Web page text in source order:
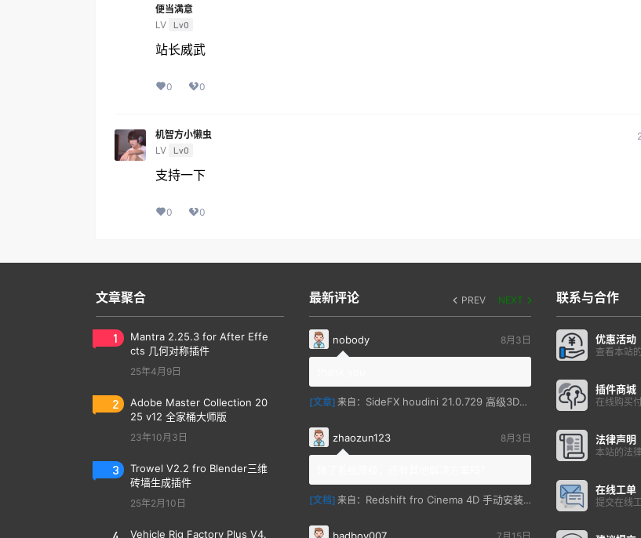
便当满意
LV Lv0
站长威武
0 0
机智方小懒虫
LV Lv0
支持一下
0 0
文章聚合
1
Mantra 2.25.3 for After Effe
cts 几何对称插件
25年4月9日
2
Adobe Master Collection 20
25 v12 全家桶大师版
23年10月3日
3
Trowel V2.2 fro Blender三维
砖墙生成插件
25年2月10日
Vehicle Rig Factory Plus V4.
最新评论 PREV NEXT
nobody 8月3日
[文章] 来自： SideFX houdini 21.0.729 高级3D特效软件
zhaozun123 8月3日
[文档] 来自： Redshift fro Cinema 4D 手动安装教程
badboy007
联系与合作
优惠活动
查看本站
插件商城
在线购买
法律声明
本站的法
在线工单
提交在线